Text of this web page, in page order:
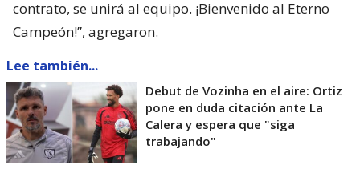
contrato, se unirá al equipo. ¡Bienvenido al Eterno
Campeón!”, agregaron.
Lee también...
Debut de Vozinha en el aire: Ortiz
pone en duda citación ante La
Calera y espera que "siga
trabajando"